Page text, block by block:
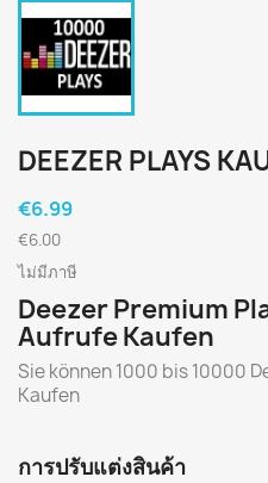
DEEZER PLAYS
€6.99
€6.00
ไม่มีภาษี
Deezer Premium
Aufrufe Kaufen
Sie können 1000 bis 10000
Kaufen
การปรับแต่งสินค้า